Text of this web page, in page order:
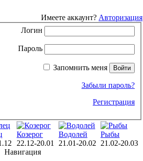
Имеете аккаунт? Авторизация
Логин
Пароль
Запомнить меня
Забыли пароль?
Регистрация
Козерог
22.12-20.01
Водолей
21.01-20.02
Рыбы
21.02-20.03
Навигация